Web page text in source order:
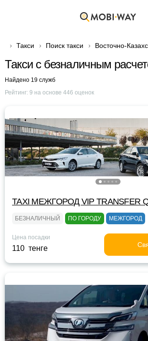
Такси Поиск такси Восточно-
Такси с безналичным
Найдено 19 служб
Рейтинг: 9 на основе 446 оценок
TAXI МЕЖГОРОД VIP TRANSFER
БЕЗНАЛИЧНЫЙ ПО ГОРОДУ МЕЖГОРОД
Цена посадки
110 тенге